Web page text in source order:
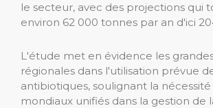
le secteur, avec des projections qui
environ 62 000 tonnes par an d'ici
L'étude met en évidence les
régionales dans l'utilisation prévue
antibiotiques, soulignant la
mondiaux unifiés dans la gestion de